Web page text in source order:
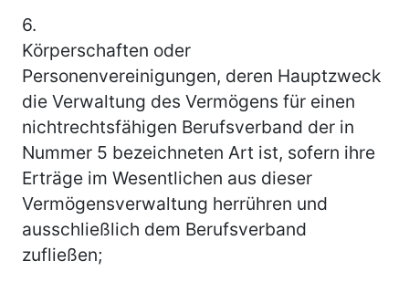
6.
Körperschaften oder
Personenvereinigungen, deren Hauptzweck
die Verwaltung des Vermögens für einen
nichtrechtsfähigen Berufsverband der in
Nummer 5 bezeichneten Art ist, sofern ihre
Erträge im Wesentlichen aus dieser
Vermögensverwaltung herrühren und
ausschließlich dem Berufsverband
zufließen;